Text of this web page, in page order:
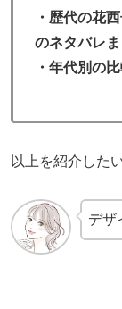
・歴代の花
のネタバレ
・ 年代別の
以上を紹介した
デザ